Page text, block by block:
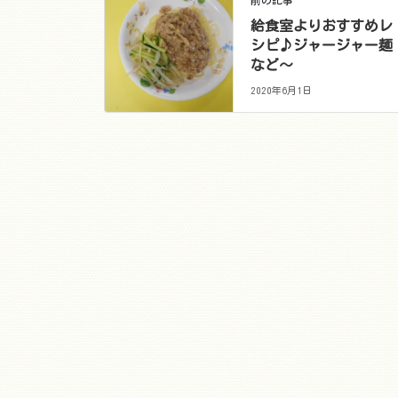
給食室よりおすすめレ
シピ♪ジャージャー麺
など～
2020年6月1日